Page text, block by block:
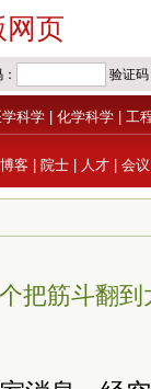
网页
学科学 化学科学 工
博客 院士 人才 会议
把筋斗翻